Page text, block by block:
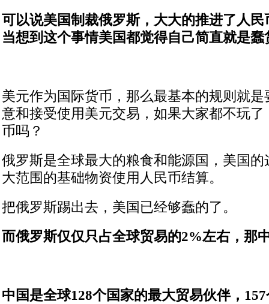
可以说美国制裁俄罗斯，大大的推进了人
当想到这个事情美国都觉得自己简直就是蠢
美元作为国际货币，那么最基本的规则就
意和接受使用美元交易，如果大家都不玩
币吗？
俄罗斯是全球最大的粮食和能源国，美国
大范围的基础物资使用人民币结算。
把俄罗斯踢出去，美国已经够蠢的了。
而俄罗斯仅仅只占全球贸易的2%左右，那
中国是全球128个国家的最大贸易伙伴，